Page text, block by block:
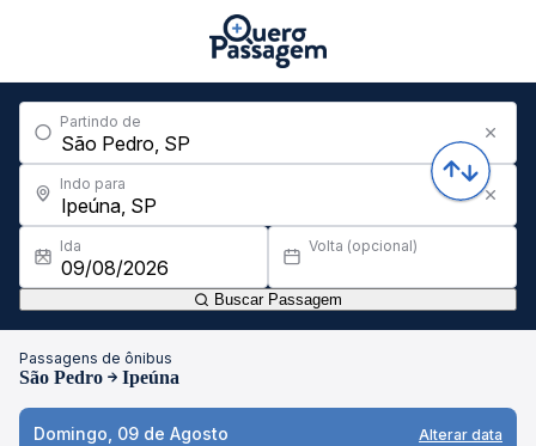
Partindo de
Indo para
Ida Volta (opcional)
Buscar Passagem
Passagens de ônibus
São Pedro Ipeúna
Domingo, 09 de Agosto Alterar data